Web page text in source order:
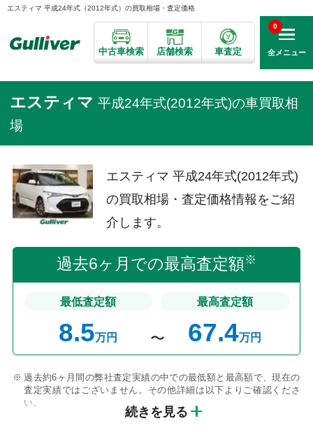
エスティマ 平成24年式（2012年式）の買取相場・査定価格
中古車検索 店舗検索 車査定 全メニュー
0
エスティマ 平成24年式(2012年式)の車買取相
場
エスティマ 平成24年式(2012年式)
の買取相場・査定価格情報をご紹
介します。
過去6ヶ月での最高査定額※
最低査定額
8.5万円
最高査定額
67.4万円
過去約6ヶ月間の弊社査定実績の中での最低額と最高額で、現在の
査定実績ではございません。その他詳細は以下よりご確認くださ
い。
続きを見る